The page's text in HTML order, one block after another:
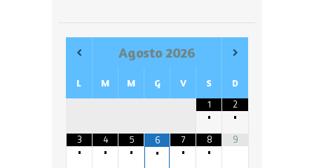
Agosto 2026
L M M G V S D
1
•
2
•
3
•
4
•
5
•
6
•
7
•
8
•
9